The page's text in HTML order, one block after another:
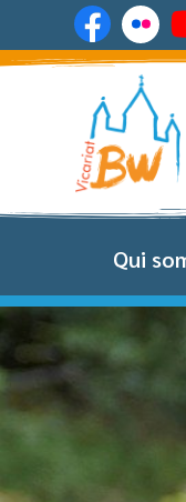
Qui